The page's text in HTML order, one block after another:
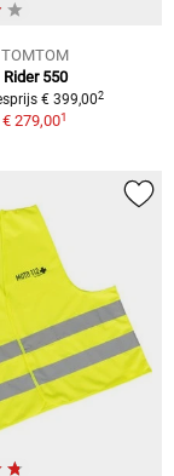
TOMTOM
Rider 550
€ 399,002
€ 279,001